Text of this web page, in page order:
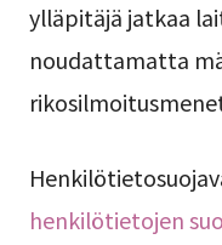
ylläpitäjä jatkaa
noudattamatta
henkilötietojen